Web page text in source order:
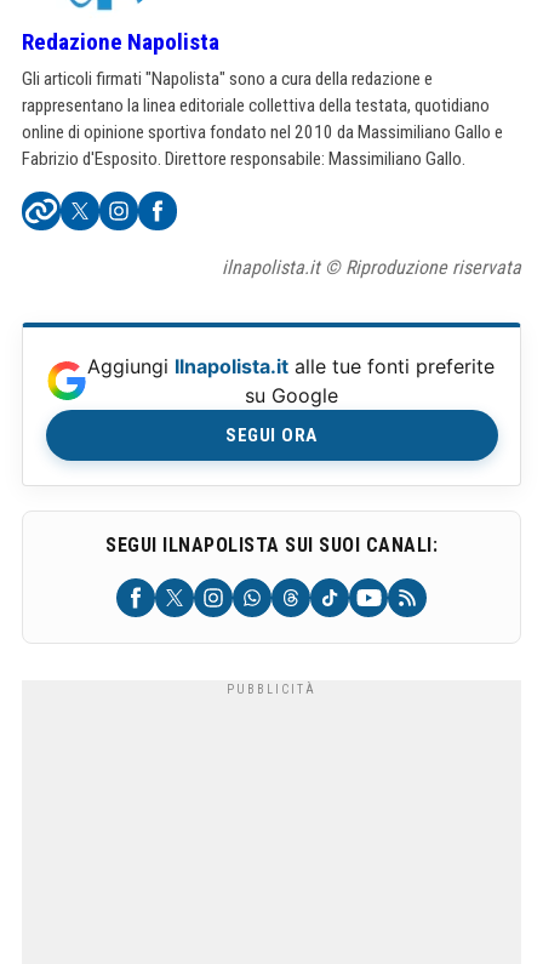
Redazione Napolista
Gli articoli firmati "Napolista" sono a cura della redazione e
rappresentano la linea editoriale collettiva della testata, quotidiano
online di opinione sportiva fondato nel 2010 da Massimiliano Gallo e
Fabrizio d'Esposito. Direttore responsabile: Massimiliano Gallo.
ilnapolista.it © Riproduzione riservata
Aggiungi Ilnapolista.it alle tue fonti preferite
su Google
SEGUI ORA
SEGUI ILNAPOLISTA SUI SUOI CANALI: